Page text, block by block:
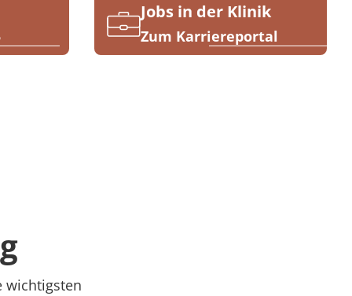
Jobs in der Klinik
Zum Karriereportal
wichtigsten